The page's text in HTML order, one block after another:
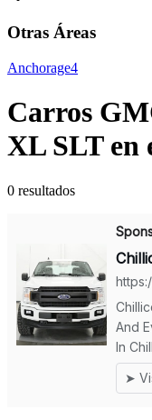
Otras Áreas
Anchorage4
Carros
XL SLT en
0 resultados